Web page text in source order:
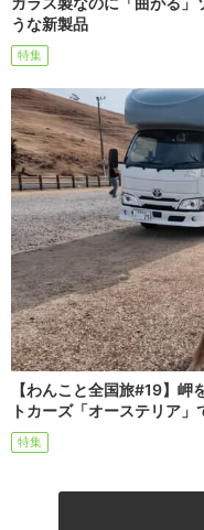
うな新製品
特集
【わんこと全国旅#19】岬
トカーズ「オーステリア
特集